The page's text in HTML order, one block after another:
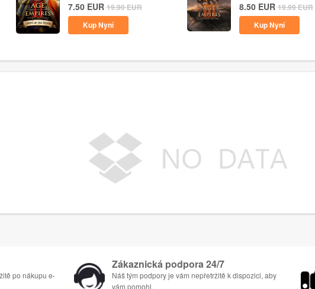
7.50 EUR 19.90EUR
Kup Nyní
8.50 EUR 19.99EUR
Kup Nyní
po nákupu e-
Zákaznická podpora 24/7
Náš tým podpory je vám nepřetržitě k dispozici, aby
vám pomohl.